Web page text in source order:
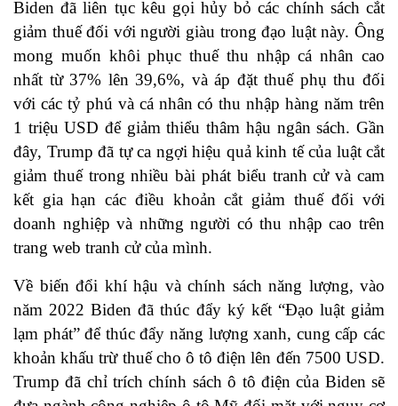
Biden đã liên tục kêu gọi hủy bỏ các chính sách cắt
giảm thuế đối với người giàu trong đạo luật này. Ông
mong muốn khôi phục thuế thu nhập cá nhân cao
nhất từ 37% lên 39,6%, và áp đặt thuế phụ thu đối
với các tỷ phú và cá nhân có thu nhập hàng năm trên
1 triệu USD để giảm thiểu thâm hậu ngân sách. Gần
đây, Trump đã tự ca ngợi hiệu quả kinh tế của luật cắt
giảm thuế trong nhiều bài phát biểu tranh cử và cam
kết gia hạn các điều khoản cắt giảm thuế đối với
doanh nghiệp và những người có thu nhập cao trên
trang web tranh cử của mình.
Về biến đổi khí hậu và chính sách năng lượng, vào
năm 2022 Biden đã thúc đẩy ký kết “Đạo luật giảm
lạm phát” để thúc đẩy năng lượng xanh, cung cấp các
khoản khấu trừ thuế cho ô tô điện lên đến 7500 USD.
Trump đã chỉ trích chính sách ô tô điện của Biden sẽ